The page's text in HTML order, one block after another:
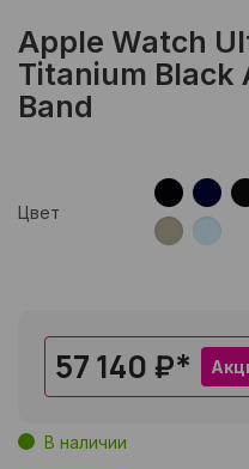
Apple Watch
Titanium Black
Band
Цвет
57 140 ₽*
В наличии